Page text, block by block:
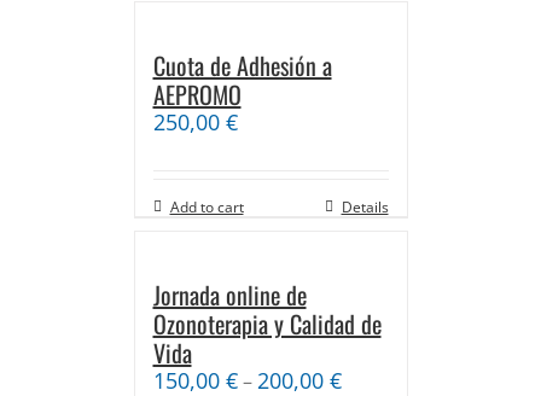
Cuota de Adhesión a
AEPROMO
250,00 €
Add to cart Details
Jornada online de
Ozonoterapia y Calidad de
Vida
150,00 €–200,00 €